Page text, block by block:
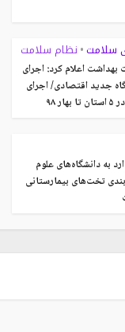
سلامت• نظام سلامت
اعلام کرد: اجرای
جدید اقتصادی/ اجرای
۹۸
به دانشگاه‌های علوم
تخت‌های بیمارستانی